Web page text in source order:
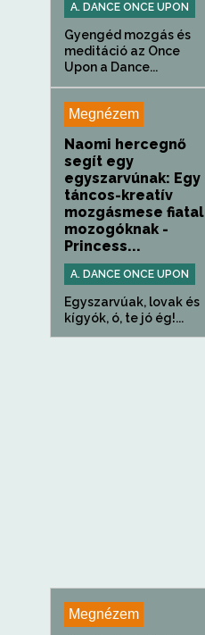
A. DANCE ONCE UPON
Gyengéd mozgás és
meditáció az Once
Upon a Dance...
Megnézem
Naomi hercegnő
segít egy
egyszarvúnak: Egy
táncos-kreatív
mozgásmese fiatal
mozogóknak -
Princess...
A. DANCE ONCE UPON
Egyszarvúak, lovak és
kígyók, ó, te jó ég!...
Megnézem